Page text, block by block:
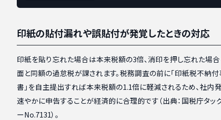
印紙の貼付漏れや誤貼付が発覚したときの対応
印紙を貼り忘れた場合は本来税額の3倍、消印を押し忘れた場
面と同額の過怠税が課されます。税務調査の前に「印紙税不納
書」を自主提出すれば本来税額の1.1倍に軽減されるため、社内
速やかに申告することが経済的に合理的です（出典：国税庁タッ
ーNo.7131）。